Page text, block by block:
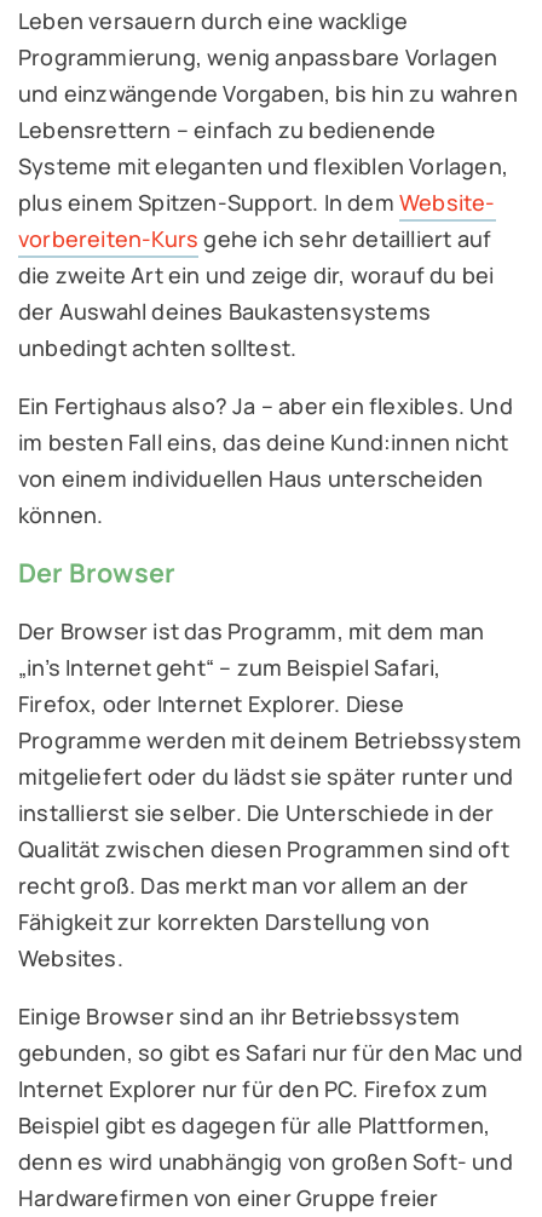
Leben versauern durch eine wacklige
Programmierung, wenig anpassbare Vorlagen
und einzwängende Vorgaben, bis hin zu wahren
Lebensrettern – einfach zu bedienende
Systeme mit eleganten und flexiblen Vorlagen,
plus einem Spitzen-Support. In demWebsite-
vorbereiten-Kurs gehe ich sehr detailliert auf
die zweite Art ein und zeige dir, worauf du bei
der Auswahl deines Baukastensystems
unbedingt achten solltest.
Ein Fertighaus also? Ja – aber ein flexibles. Und
im besten Fall eins, das deine Kund:innen nicht
von einem individuellen Haus unterscheiden
können.
Der Browser
Der Browser ist das Programm, mit dem man
„in’s Internet geht“ – zum Beispiel Safari,
Firefox, oder Internet Explorer. Diese
Programme werden mit deinem Betriebssystem
mitgeliefert oder du lädst sie später runter und
installierst sie selber. Die Unterschiede in der
Qualität zwischen diesen Programmen sind oft
recht groß. Das merkt man vor allem an der
Fähigkeit zur korrekten Darstellung von
Websites.
Einige Browser sind an ihr Betriebssystem
gebunden, so gibt es Safari nur für den Mac und
Internet Explorer nur für den PC. Firefox zum
Beispiel gibt es dagegen für alle Plattformen,
denn es wird unabhängig von großen Soft- und
Hardwarefirmen von einer Gruppe freier